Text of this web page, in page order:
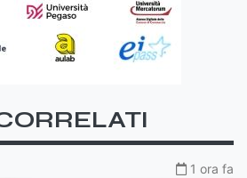
1 ora fa